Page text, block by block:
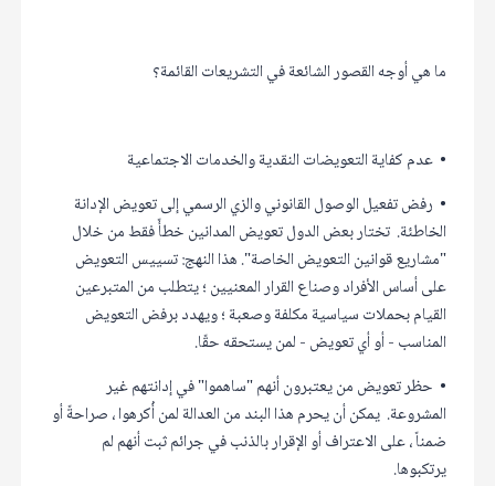
ما هي أوجه القصور الشائعة في التشريعات القائمة؟
• عدم كفاية التعويضات النقدية والخدمات الاجتماعية
• رفض تفعيل الوصول القانوني والزي الرسمي إلى تعويض الإدانة
الخاطئة. تختار بعض الدول تعويض المدانين خطأً فقط من خلال
"مشاريع قوانين التعويض الخاصة". هذا النهج: تسييس التعويض
على أساس الأفراد وصناع القرار المعنيين ؛ يتطلب من المتبرعين
القيام بحملات سياسية مكلفة وصعبة ؛ ويهدد برفض التعويض
المناسب - أو أي تعويض - لمن يستحقه حقًا.
• حظر تعويض من يعتبرون أنهم "ساهموا" في إدانتهم غير
المشروعة. يمكن أن يحرم هذا البند من العدالة لمن أُكرهوا ، صراحةً أو
ضمناً ، على الاعتراف أو الإقرار بالذنب في جرائم ثبت أنهم لم
يرتكبوها.